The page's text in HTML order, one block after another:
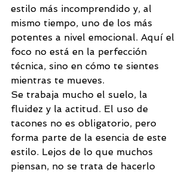
estilo más incomprendido y, al
mismo tiempo, uno de los más
potentes a nivel emocional. Aquí el
foco no está en la perfección
técnica, sino en cómo te sientes
mientras te mueves.
Se trabaja mucho el suelo, la
fluidez y la actitud. El uso de
tacones no es obligatorio, pero
forma parte de la esencia de este
estilo. Lejos de lo que muchos
piensan, no se trata de hacerlo